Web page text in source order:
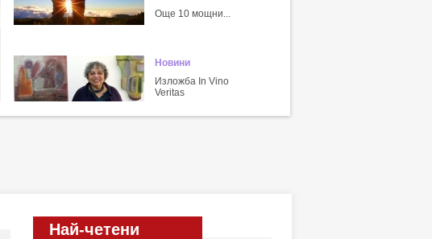
Още 10 мощни...
Новини
Изложба In Vino
Veritas
Най-четени